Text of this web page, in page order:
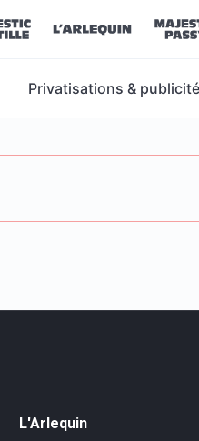
Privatisations & publicité
L'Arlequin